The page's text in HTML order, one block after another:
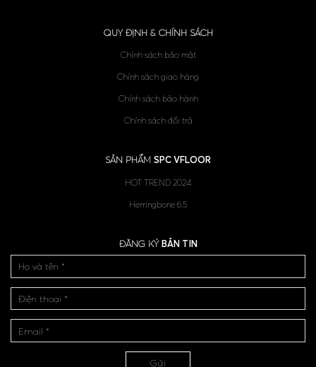
QUY ĐỊNH & CHÍNH SÁCH
Chính sách bảo mật
Chính sách giao hàng
Chính sách bảo hành
Chính sách đổi trả
SẢN PHẨM SPC VFLOOR
HOT TREND 2024
Herringbone 6.5
ĐĂNG KÝBẢN TIN